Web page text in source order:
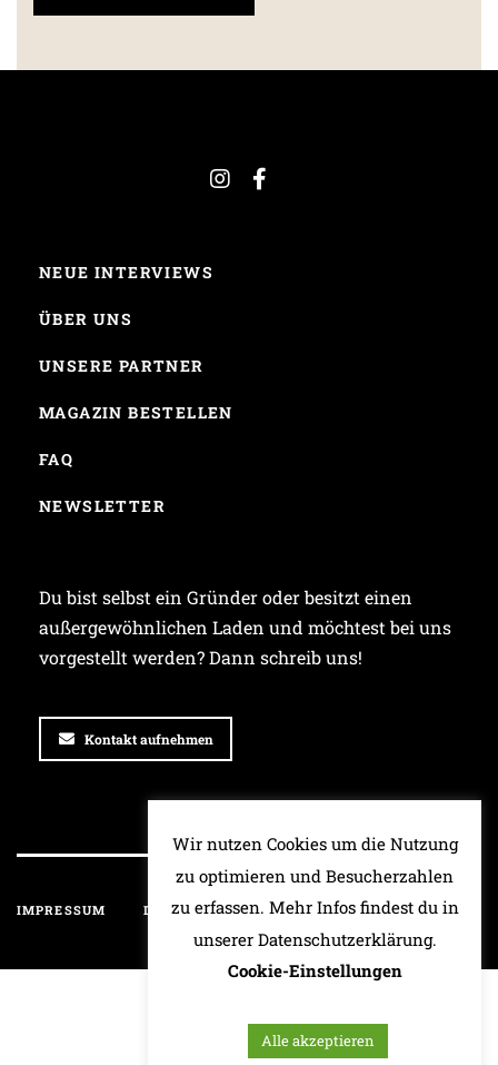
NEUE INTERVIEWS
ÜBER UNS
UNSERE PARTNER
MAGAZIN BESTELLEN
FAQ
NEWSLETTER
Du bist selbst ein Gründer oder besitzt einen
außergewöhnlichen Laden und möchtest bei uns
vorgestellt werden? Dann schreib uns!
Kontakt aufnehmen
IMPRESSUM DATENSCHUTZ HAFTUNGSAUSSCHLUSS
Wir nutzen Cookies um die Nutzung
zu optimieren und Besucherzahlen
zu erfassen. Mehr Infos findest du in
unserer Datenschutzerklärung.
Cookie-Einstellungen
Alle akzeptieren